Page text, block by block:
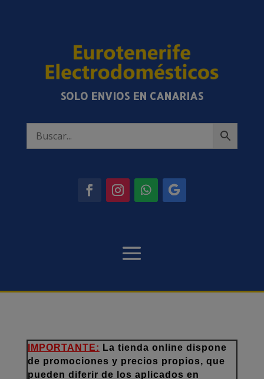
SOLO ENVIOS EN CANARIAS
IMPORTANTE: La tienda online dispone
de promociones y precios propios, que
pueden diferir de los aplicados en